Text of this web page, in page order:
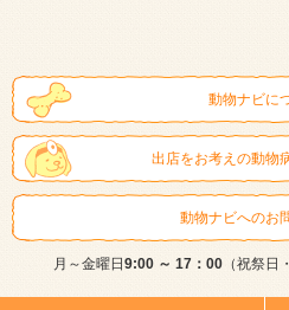
動物ナビに
出店をお考えの動物
動物ナビへのお
月～金曜日9:00 ～ 17：00（祝祭日